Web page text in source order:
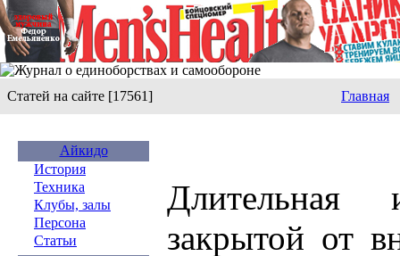
Статей на сайте [17561] Главная
Айкидо
История
Техника
Клубы, залы
Персона
Статьи
Длительная
закрытой от